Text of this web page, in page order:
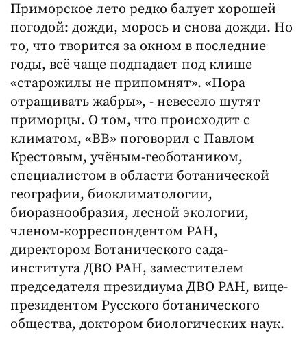
Приморское лето редко балует хорошей
погодой: дожди, морось и снова дожди. Но
то, что творится за окном в последние
годы, всё чаще подпадает под клише
«старожилы не припомнят». «Пора
отращивать жабры», - невесело шутят
приморцы. О том, что происходит с
климатом, «ВВ» поговорил с Павлом
Крестовым, учёным-геоботаником,
специалистом в области ботанической
географии, биоклиматологии,
биоразнообразия, лесной экологии,
членом-корреспондентом РАН,
директором Ботанического сада-
института ДВО РАН, заместителем
председателя президиума ДВО РАН, вице-
президентом Русского ботанического
общества, доктором биологических наук.